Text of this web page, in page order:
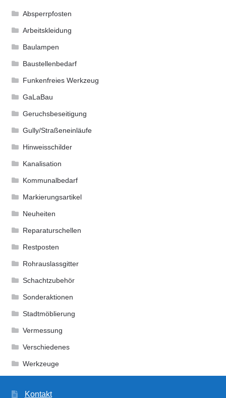
Absperrpfosten
Arbeitskleidung
Baulampen
Baustellenbedarf
Funkenfreies Werkzeug
GaLaBau
Geruchsbeseitigung
Gully/Straßeneinläufe
Hinweisschilder
Kanalisation
Kommunalbedarf
Markierungsartikel
Neuheiten
Reparaturschellen
Restposten
Rohrauslassgitter
Schachtzubehör
Sonderaktionen
Stadtmöblierung
Vermessung
Verschiedenes
Werkzeuge
Kontakt